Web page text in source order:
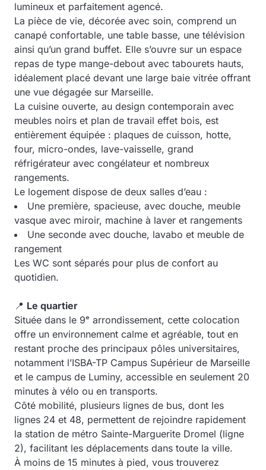
lumineux et parfaitement agencé.
La pièce de vie, décorée avec soin, comprend un
canapé confortable, une table basse, une télévision
ainsi qu’un grand buffet. Elle s’ouvre sur un espace
repas de type mange-debout avec tabourets hauts,
idéalement placé devant une large baie vitrée offrant
une vue dégagée sur Marseille.
La cuisine ouverte, au design contemporain avec
meubles noirs et plan de travail effet bois, est
entièrement équipée : plaques de cuisson, hotte,
four, micro-ondes, lave-vaisselle, grand
réfrigérateur avec congélateur et nombreux
rangements.
Le logement dispose de deux salles d’eau :
Une première, spacieuse, avec douche, meuble
vasque avec miroir, machine à laver et rangements
Une seconde avec douche, lavabo et meuble de
rangement
Les WC sont séparés pour plus de confort au
quotidien.
📍 Le quartier
Située dans le 9ᵉ arrondissement, cette colocation
offre un environnement calme et agréable, tout en
restant proche des principaux pôles universitaires,
notamment l’ISBA-TP Campus Supérieur de Marseille
et le campus de Luminy, accessible en seulement 20
minutes à vélo ou en transports.
Côté mobilité, plusieurs lignes de bus, dont les
lignes 24 et 48, permettent de rejoindre rapidement
la station de métro Sainte-Marguerite Dromel (ligne
2), facilitant les déplacements dans toute la ville.
À moins de 15 minutes à pied, vous trouverez